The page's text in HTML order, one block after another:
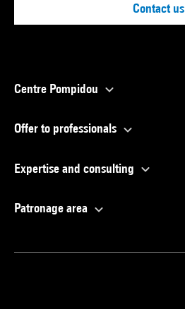
Contact us
Centre Pompidou
Offer to professionals
Expertise and consulting
Patronage area